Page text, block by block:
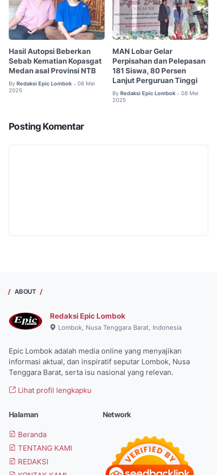
Hasil Autopsi Beberkan
Sebab Kematian Kopasgat
Medan asal Provinsi NTB
By Redaksi Epic Lombok • 08 Mei
2025
MAN Lobar Gelar
Perpisahan dan Pelepasan
181 Siswa, 80 Persen
Lanjut Perguruan Tinggi
By Redaksi Epic Lombok • 08 Mei
2025
Posting Komentar
ABOUT
Redaksi Epic Lombok
Lombok, Nusa Tenggara Barat, Indonesia
Epic Lombok adalah media online yang menyajikan
informasi aktual, dan inspiratif seputar Lombok, Nusa
Tenggara Barat, serta isu nasional yang relevan.
Lihat profil lengkapku
Halaman
Beranda
TENTANG KAMI
REDAKSI
Network